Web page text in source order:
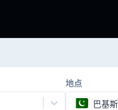
地点
巴基